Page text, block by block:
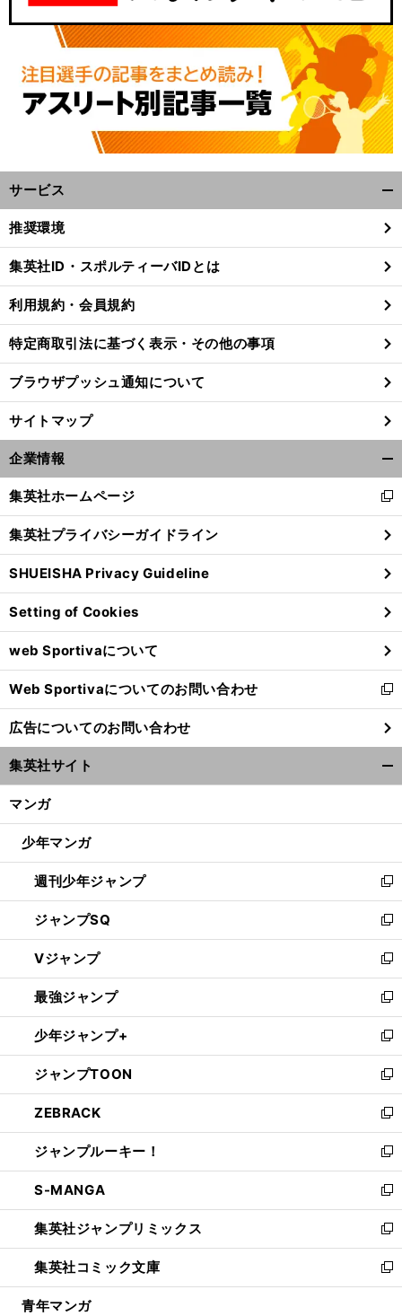
サービス
閉
る
推奨環境
集英社ID・スポルティーバIDとは
利用規約・会員規約
特定商取引法に基づく表示・その他の事項
ブラウザプッシュ通知について
サイトマップ
企業情報
閉
る
集英社ホームページ
新
し
い
ウ
ィ
ン
ド
ウ
で
開
く
集英社プライバシーガイドライン
SHUEISHA Privacy Guideline
Setting of Cookies
web Sportivaについて
Web Sportivaについてのお問い合わせ
新
し
い
ウ
ィ
ン
ウ
開
く
広告についてのお問い合わせ
集英社サイト
マンガ
少年マンガ
週刊少年ジャンプ
新
し
い
ウ
ィ
ン
ド
ウ
で
開
く
ジャンプSQ
新
し
い
ウ
ィ
ン
ド
ウ
で
開
く
Vジャンプ
新
し
い
ウ
ィ
ン
ド
ウ
で
開
く
最強ジャンプ
新
し
い
ウ
ィ
ン
ド
ウ
で
開
く
少年ジャンプ+
新
し
い
ウ
ィ
ン
ド
ウ
で
開
く
ジャンプTOON
新
し
い
ウ
ィ
ン
ド
ウ
で
開
く
ZEBRACK
新
し
い
ウ
ィ
ン
ド
ウ
で
開
ジャンプルーキー！
新
し
い
ウ
ィ
ン
ド
ウ
S-MANGA
新
し
い
ウ
ィ
ン
集英社ジャンプリミックス
新
し
い
ウ
集英社コミック文庫
新
し
青年マンガ